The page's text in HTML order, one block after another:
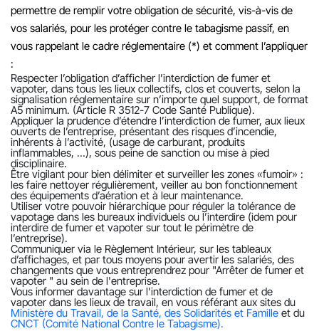
permettre de remplir votre obligation de sécurité, vis-à-vis de
vos salariés, pour les protéger contre le tabagisme passif, en
vous rappelant le cadre réglementaire (*) et comment l’appliquer
:
Respecter l’obligation d’afficher l’interdiction de fumer et
vapoter, dans tous les lieux collectifs, clos et couverts, selon la
signalisation réglementaire sur n’importe quel support, de format
A5 minimum. (Article R 3512-7 Code Santé Publique).
Appliquer la prudence d’étendre l’interdiction de fumer, aux lieux
ouverts de l’entreprise, présentant des risques d’incendie,
inhérents à l’activité, (usage de carburant, produits
inflammables, …), sous peine de sanction ou mise à pied
disciplinaire.
Être vigilant pour bien délimiter et surveiller les zones «fumoir» :
les faire nettoyer régulièrement, veiller au bon fonctionnement
des équipements d’aération et à leur maintenance.
Utiliser votre pouvoir hiérarchique pour réguler la tolérance de
vapotage dans les bureaux individuels ou l’interdire (idem pour
interdire de fumer et vapoter sur tout le périmètre de
l’entreprise).
Communiquer via le Règlement Intérieur, sur les tableaux
d’affichages, et par tous moyens pour avertir les salariés, des
changements que vous entreprendrez pour "Arrêter de fumer et
vapoter " au sein de l'entreprise.
Vous informer davantage sur l'interdiction de fumer et de
vapoter dans les lieux de travail, en vous référant aux sites du
Ministère du Travail, de la Santé, des Solidarités et Famille et du
CNCT (Comité National Contre le Tabagisme).